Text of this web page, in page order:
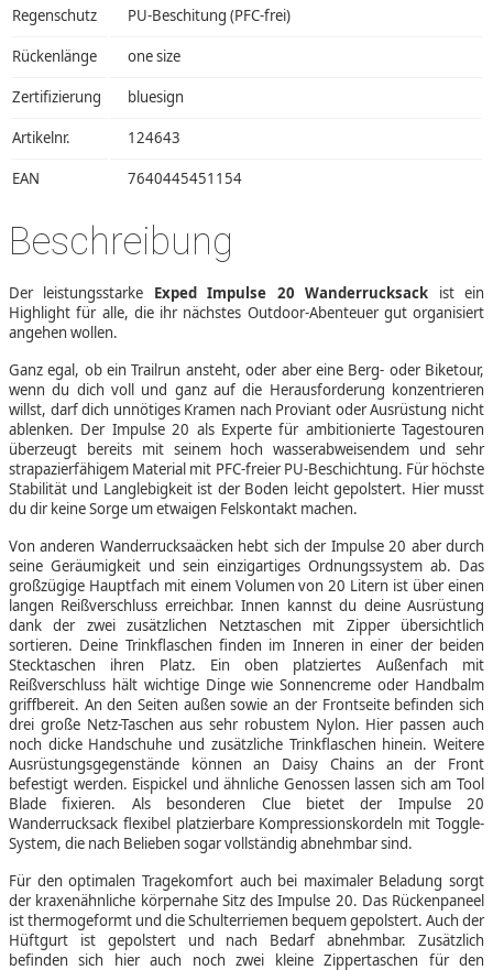
Regenschutz PU-Beschitung (PFC-frei)
Rückenlänge one size
Zertifizierung bluesign
Artikelnr. 124643
EAN 7640445451154
Beschreibung
Der leistungsstarke Exped Impulse 20 Wanderrucksack ist ein
Highlight für alle, die ihr nächstes Outdoor-Abenteuer gut organisiert
angehen wollen.
Ganz egal, ob ein Trailrun ansteht, oder aber eine Berg- oder Biketour,
wenn du dich voll und ganz auf die Herausforderung konzentrieren
willst, darf dich unnötiges Kramen nach Proviant oder Ausrüstung nicht
ablenken. Der Impulse 20 als Experte für ambitionierte Tagestouren
überzeugt bereits mit seinem hoch wasserabweisendem und sehr
strapazierfähigem Material mit PFC-freier PU-Beschichtung. Für höchste
Stabilität und Langlebigkeit ist der Boden leicht gepolstert. Hier musst
du dir keine Sorge um etwaigen Felskontakt machen.
Von anderen Wanderrucksaäcken hebt sich der Impulse 20 aber durch
seine Geräumigkeit und sein einzigartiges Ordnungssystem ab. Das
großzügige Hauptfach mit einem Volumen von 20 Litern ist über einen
langen Reißverschluss erreichbar. Innen kannst du deine Ausrüstung
dank der zwei zusätzlichen Netztaschen mit Zipper übersichtlich
sortieren. Deine Trinkflaschen finden im Inneren in einer der beiden
Stecktaschen ihren Platz. Ein oben platziertes Außenfach mit
Reißverschluss hält wichtige Dinge wie Sonnencreme oder Handbalm
griffbereit. An den Seiten außen sowie an der Frontseite befinden sich
drei große Netz-Taschen aus sehr robustem Nylon. Hier passen auch
noch dicke Handschuhe und zusätzliche Trinkflaschen hinein. Weitere
Ausrüstungsgegenstände können an Daisy Chains an der Front
befestigt werden. Eispickel und ähnliche Genossen lassen sich am Tool
Blade fixieren. Als besonderen Clue bietet der Impulse 20
Wanderrucksack flexibel platzierbare Kompressionskordeln mit Toggle-
System, die nach Belieben sogar vollständig abnehmbar sind.
Für den optimalen Tragekomfort auch bei maximaler Beladung sorgt
der kraxenähnliche körpernahe Sitz des Impulse 20. Das Rückenpaneel
ist thermogeformt und die Schulterriemen bequem gepolstert. Auch der
Hüftgurt ist gepolstert und nach Bedarf abnehmbar. Zusätzlich
befinden sich hier auch noch zwei kleine Zippertaschen für den